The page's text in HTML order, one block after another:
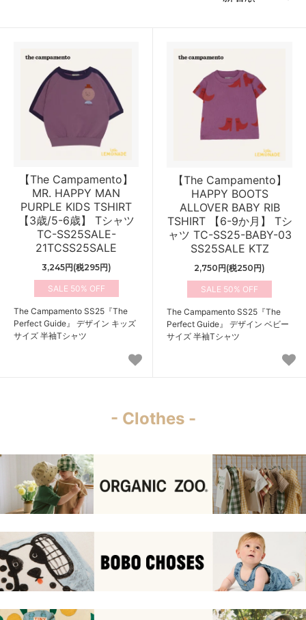
【The Campamento】
MR. HAPPY MAN
PURPLE KIDS TSHIRT
【3歳/5-6歳】 Tシャツ
TC-SS25SALE-
21TCSS25SALE
3,245円(税295円)
50%
The Campamento SS25『The
Perfect Guide』 デザイン キッズ
サイズ 半袖Tシャツ
【The Campamento】
HAPPY BOOTS
ALLOVER BABY RIB
TSHIRT 【6-9か月】 Tシ
ャツ TC-SS25-BABY-03
SS25SALE KTZ
2,750円(税250円)
50%
The Campamento SS25『The
Perfect Guide』 デザイン ベビー
サイズ 半袖Tシャツ
- Clothes -